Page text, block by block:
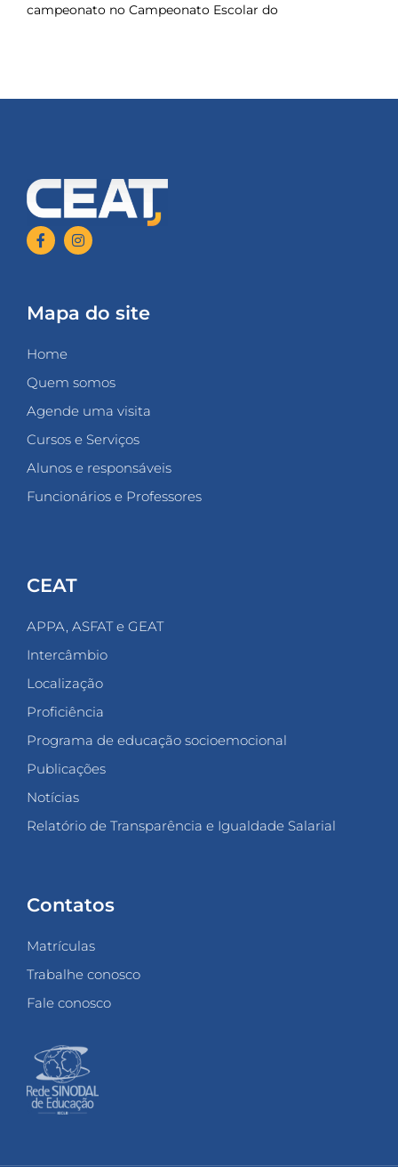
campeonato no Campeonato Escolar do
Mapa do site
Home
Quem somos
Agende uma visita
Cursos e Serviços
Alunos e responsáveis
Funcionários e Professores
CEAT
APPA, ASFAT e GEAT
Intercâmbio
Localização
Proficiência
Programa de educação socioemocional
Publicações
Notícias
Relatório de Transparência e Igualdade Salarial
Contatos
Matrículas
Trabalhe conosco
Fale conosco